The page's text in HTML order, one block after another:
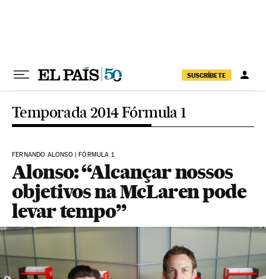
SUSCRÍBETE
Temporada 2014 Fórmula 1
FERNANDO ALONSO | FÓRMULA 1
Alonso: “Alcançar nossos
objetivos na McLaren pode
levar tempo”